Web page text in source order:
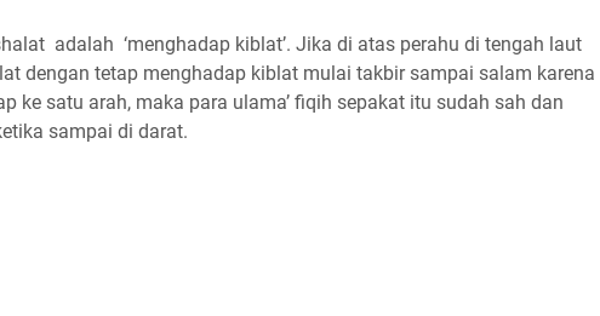
adalah ‘menghadap kiblat’. Jika di atas perahu di tengah laut
dengan tetap menghadap kiblat mulai takbir sampai salam karena
ke satu arah, maka para ulama’ fiqih sepakat itu sudah sah dan
sampai di darat.